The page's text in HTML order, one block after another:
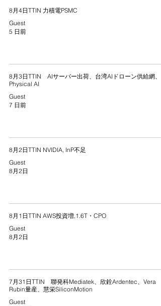
8月4日TTIN 力積電PSMC
Guest
5 日前
8月3日TTIN AIサーバー出荷、台湾AIドローン供給網、
Physical AI
Guest
7 日前
8月2日TTIN NVIDIA, InP不足
Guest
8月2日
8月1日TTIN AWS投資増,1.6T・CPO
Guest
8月2日
7月31日TTIN 聯発科Mediatek、欣銓Ardentec、Vera
Rubin量産、慧栄SiliconMotion
Guest